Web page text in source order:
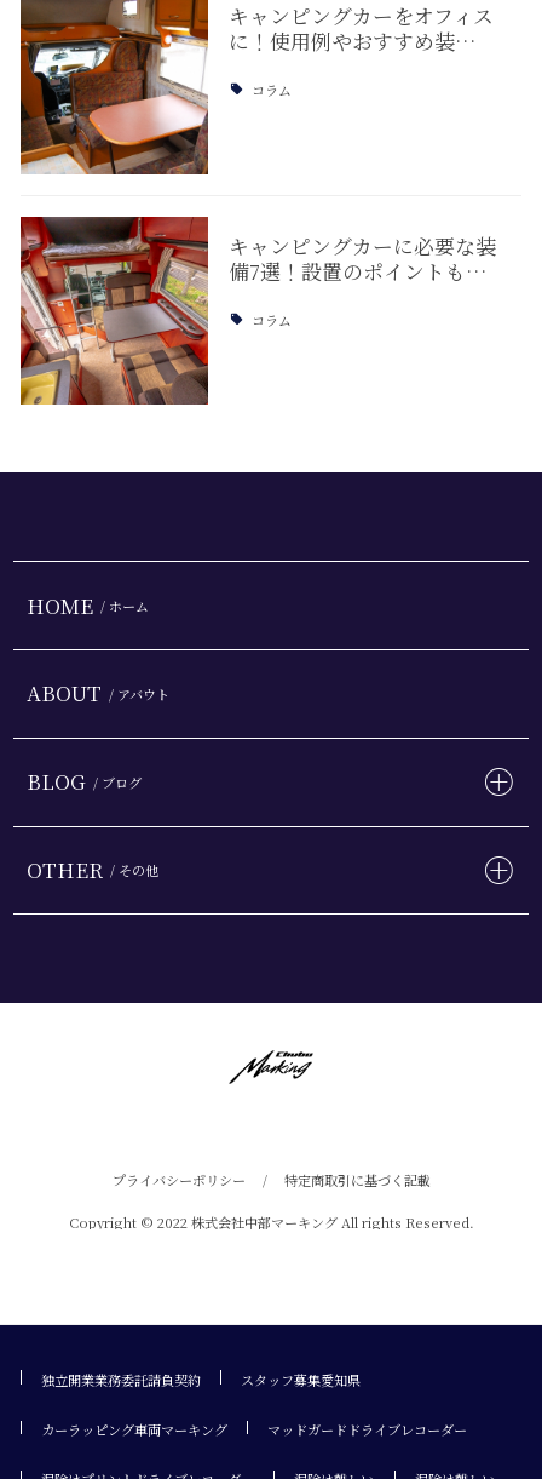
キャンピングカーをオフィス
に！使用例やおすすめ装…
コラム
キャンピングカーに必要な装
備7選！設置のポイントも…
コラム
HOME / ホーム
ABOUT / アバウト
BLOG / ブログ
OTHER / その他
プライバシーポリシー / 特定商取引に基づく記載
Copyright © 2022 株式会社中部マーキング All rights Reserved.
独立開業業務委託請負契約 スタッフ募集愛知県
カーラッピング車両マーキング マッドガードドライブレコーダー